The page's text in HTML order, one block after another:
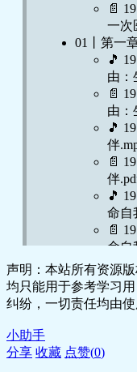
📄
一次
01丨第一
🎵
由：
📄
由：
🎵
伴
📄
伴
🎵
命自
📄
命自
🎵
的双
📄
的
声明：本站所有资源
均只能用于参考学习
纠纷，一切责任均由
小助手
分享 收藏 点赞(0)